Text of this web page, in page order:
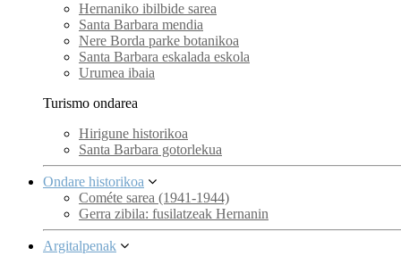
Hernaniko ibilbide sarea
Santa Barbara mendia
Nere Borda parke botanikoa
Santa Barbara eskalada eskola
Urumea ibaia
Turismo ondarea
Hirigune historikoa
Santa Barbara gotorlekua
Ondare historikoa
Cométe sarea (1941-1944)
Gerra zibila: fusilatzeak Hernanin
Argitalpenak